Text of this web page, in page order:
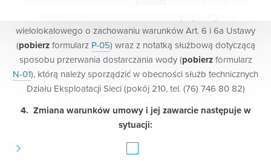
wielolokalowego o zachowaniu warunków Art. 6 i 6a Ustawy
(pobierz formularz P-05) wraz z notatką służbową dotyczącą
sposobu przerwania dostarczania wody (pobierzformularz
N-01), którą należy sporządzić w obecności służb technicznych
Działu Eksploatacji Sieci (pokój 210, tel. (76) 746 80 82)
4. Zmiana warunków umowy i jej zawarcie następuje w
sytuacji:
w celu wykonania umowy lub podjęcia działań na
Państwa żądanie przed zawarciem umowy, np. umowy
dotyczącej zaopatrzenia w wodę i odprowadzania
ścieków;
w celu wykonania zadań publicznych przez nas
wodę i zbiorowe odprowadzanie ścieków oraz
odbieranie odpadów komunalnych od właścicieli
w celu sprawowania przez nas kompetencji organu